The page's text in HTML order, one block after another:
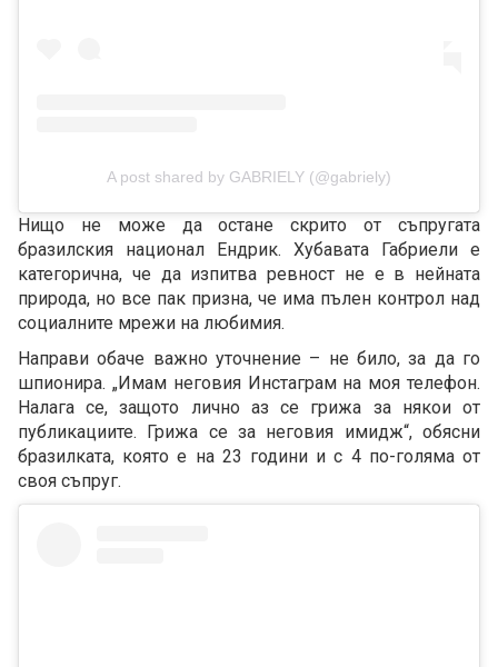
A post shared by GABRIELY (@gabriely)
Нищо не може да остане скрито от съпругата
бразилския национал Ендрик. Хубавата Габриели е
категорична, че да изпитва ревност не е в нейната
природа, но все пак призна, че има пълен контрол над
социалните мрежи на любимия.
Направи обаче важно уточнение – не било, за да го
шпионира. „Имам неговия Инстаграм на моя телефон.
Налага се, защото лично аз се грижа за някои от
публикациите. Грижа се за неговия имидж“, обясни
бразилката, която е на 23 години и с 4 по-голяма от
своя съпруг.